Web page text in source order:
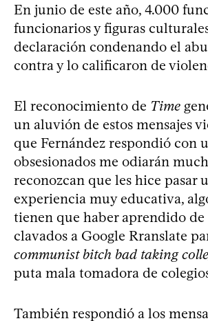
En junio de este año, 4.000
funcionarios y figuras
declaración condenando el
contra y lo calificaron de
El reconocimiento de Time
un aluvión de estos mensajes
que Fernández respondió con
obsesionados me odiarán
reconozcan que les hice pasar
experiencia muy educativa,
tienen que haber aprendido de
clavados a Google Rranslate
communist bitch bad taking
puta mala tomadora de
También respondió a los